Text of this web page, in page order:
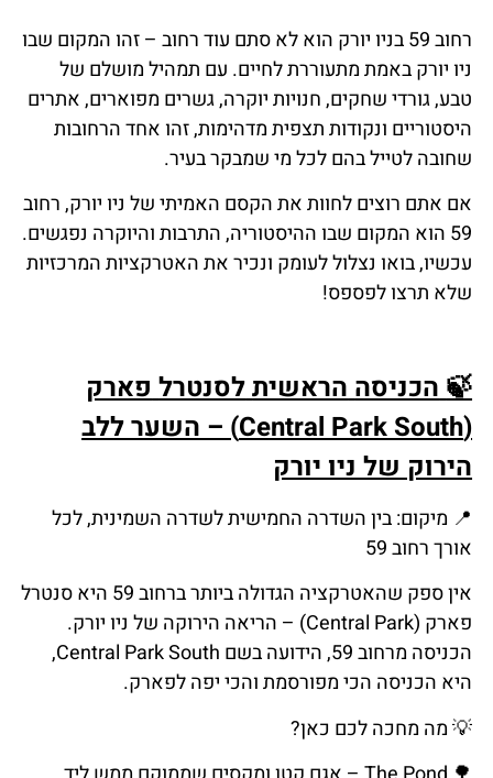
רחוב 59 בניו יורק הוא לא סתם עוד רחוב – זהו המקום שבו
ניו יורק באמת מתעוררת לחיים. עם תמהיל מושלם של
טבע, גורדי שחקים, חנויות יוקרה, גשרים מפוארים, אתרים
היסטוריים ונקודות תצפית מדהימות, זהו אחד הרחובות
שחובה לטייל בהם לכל מי שמבקר בעיר.
אם אתם רוצים לחוות את הקסם האמיתי של ניו יורק, רחוב
59 הוא המקום שבו ההיסטוריה, התרבות והיוקרה נפגשים.
עכשיו, בואו נצלול לעומק ונכיר את האטרקציות המרכזיות
שלא תרצו לפספס!
🍃הכניסההראשיתלסנטרלפארק
(Central Park South) – השער ללב
הירוק של ניו יורק
📍 מיקום:ביןהשדרה החמישיתלשדרה השמינית,לכל
אורךרחוב59
אין ספק שהאטרקציה הגדולה ביותר ברחוב 59 היא סנטרל
פארק (Central Park) – הריאה הירוקה של ניו יורק.
הכניסה מרחוב 59, הידועה בשם Central Park South,
היא הכניסה הכי מפורסמת והכי יפה לפארק.
💡מה מחכהלכם כאן?